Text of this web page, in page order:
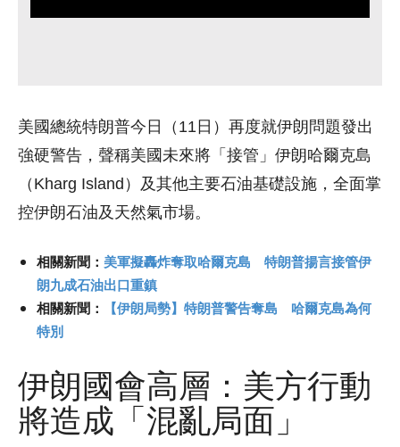
美國總統特朗普今日（11日）再度就伊朗問題發出
強硬警告，聲稱美國未來將「接管」伊朗哈爾克島
（Kharg Island）及其他主要石油基礎設施，全面掌
控伊朗石油及天然氣市場。
相關新聞： 美軍擬轟炸奪取哈爾克島 特朗普揚言接管伊
朗九成石油出口重鎮
相關新聞： 【伊朗局勢】特朗普警告奪島 哈爾克島為何
特別
伊朗國會高層：美方行動
將造成「混亂局面」